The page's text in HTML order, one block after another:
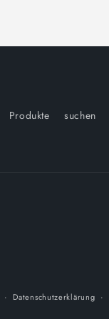
Produkte suchen
Datenschutzerklärung